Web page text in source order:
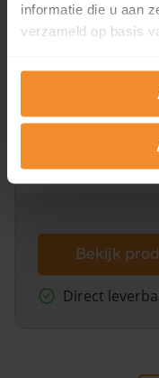
informatie die u aan
verzameld op basis
Kadastrale
Alleen globale
omliggende
Bekijk
Direct